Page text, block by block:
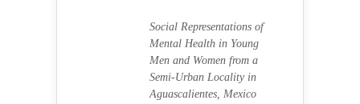
Social Representations of
Mental Health in Young
Men and Women from a
Semi-Urban Locality in
Aguascalientes, Mexico